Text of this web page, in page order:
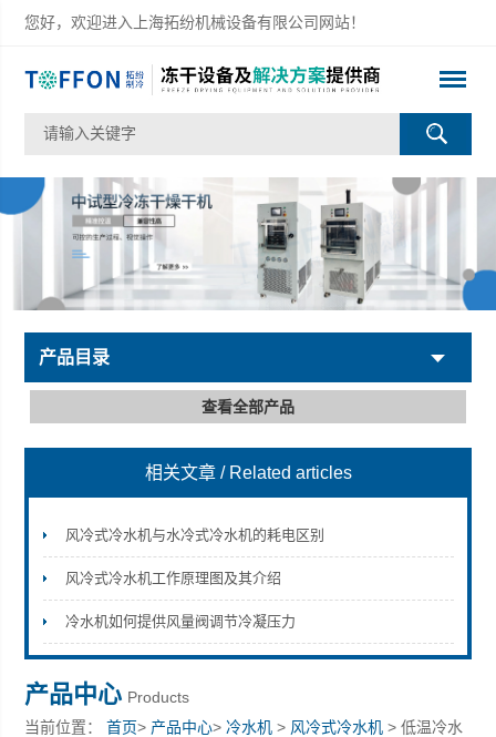
您好，欢迎进入上海拓纷机械设备有限公司网站！
上海拓纷机械设备有限公司
产品目录
查看全部产品
相关文章 / Related articles
风冷式冷水机与水冷式冷水机的耗电区别
风冷式冷水机工作原理图及其介绍
冷水机如何提供风量阀调节冷凝压力
产品中心 Products
当前位置：首页> 产品中心>冷水机 > 风冷式冷水机 > 低温冷水